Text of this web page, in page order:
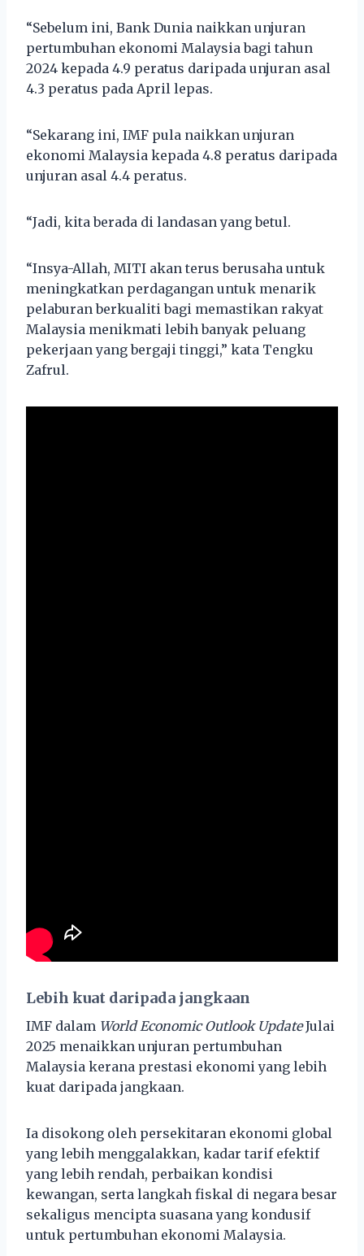
“Sebelum ini, Bank Dunia naikkan unjuran
pertumbuhan ekonomi Malaysia bagi tahun
2024 kepada 4.9 peratus daripada unjuran asal
4.3 peratus pada April lepas.
“Sekarang ini, IMF pula naikkan unjuran
ekonomi Malaysia kepada 4.8 peratus daripada
unjuran asal 4.4 peratus.
“Jadi, kita berada di landasan yang betul.
“Insya-Allah, MITI akan terus berusaha untuk
meningkatkan perdagangan untuk menarik
pelaburan berkualiti bagi memastikan rakyat
Malaysia menikmati lebih banyak peluang
pekerjaan yang bergaji tinggi,” kata Tengku
Zafrul.
Lebih kuat daripada jangkaan
IMF dalam World Economic Outlook UpdateJulai
2025 menaikkan unjuran pertumbuhan
Malaysia kerana prestasi ekonomi yang lebih
kuat daripada jangkaan.
Ia disokong oleh persekitaran ekonomi global
yang lebih menggalakkan, kadar tarif efektif
yang lebih rendah, perbaikan kondisi
kewangan, serta langkah fiskal di negara besar
sekaligus mencipta suasana yang kondusif
untuk pertumbuhan ekonomi Malaysia.